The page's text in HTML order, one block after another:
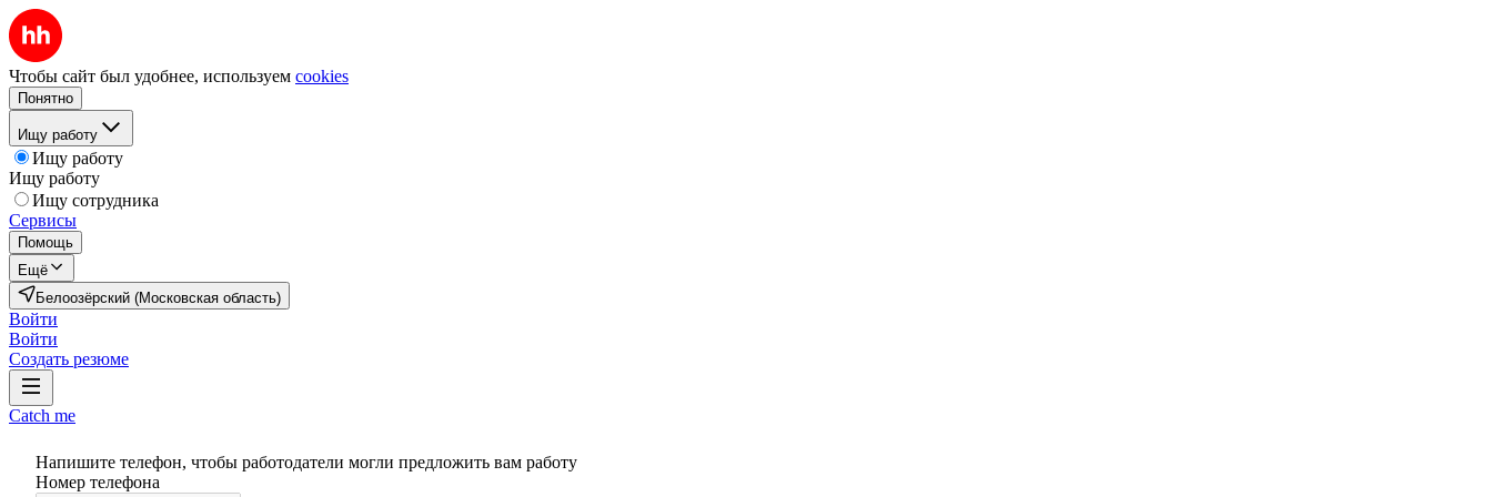
Чтобы сайт был удобнее, используем cookies
Понятно
Ищу работу
Ищу работу
Ищу работу
Ищу сотрудника
Сервисы
Помощь
Ещё
Белоозёрский (Московская область)
Войти
Войти
Создать резюме
Catch me
Напишите телефон, чтобы работодатели могли предложить вам работу
Номер телефона